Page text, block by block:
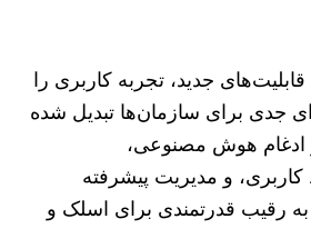
جدید، تجربه کاربری را
جدی برای سازمان‌ها تبدیل شده
ادغام هوش مصنوعی،
و مدیریت پیشرفته
به رقیب قدرتمندی برای اسلک و